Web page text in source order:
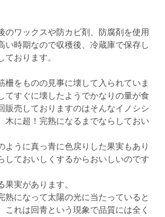
ワックスや防カビ剤、防腐剤を使用
い時期なので収穫後、冷蔵庫で保存し
おります。
柵をものの見事に壊して入られていま
てすぐに壊したようでかなりの量が食
販売しておりますのはそんなイノシシ
木に超！完熟になるまでならしておい
うに真っ青に色戻りした果実もあり
しておいしくするからおいしいのです
実があります。
熟になって太陽の光に当たっていると
これは回青という現象で品質には全く